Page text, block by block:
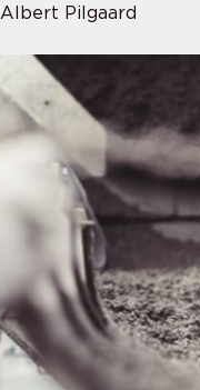
Albert Pilgaard